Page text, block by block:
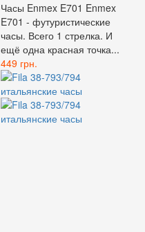
Часы Enmex E701 Enmex
E701 - футуристические
часы. Всего 1 стрелка. И
ещё одна красная точка...
449 грн.